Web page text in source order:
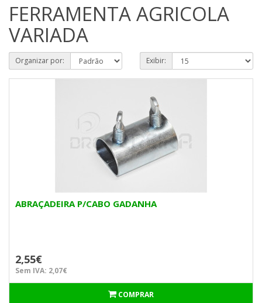
FERRAMENTA AGRICOLA
VARIADA
Organizar por: Exibir:
ABRAÇADEIRA P/CABO GADANHA
2,55€
Sem IVA: 2,07€
COMPRAR